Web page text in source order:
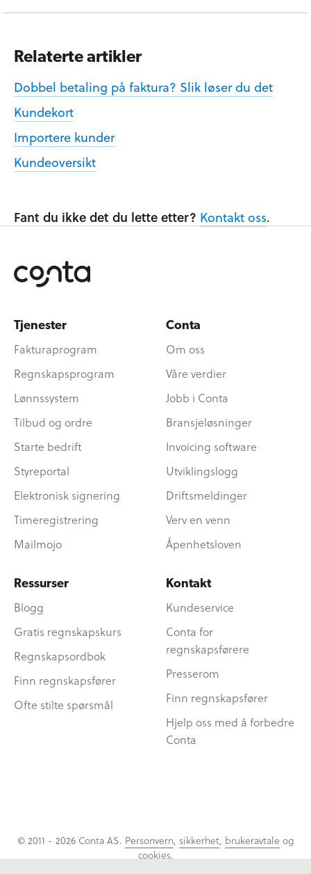
Relaterte artikler
Dobbel betaling på faktura? Slik løser du det
Kundekort
Importere kunder
Kundeoversikt
Fant du ikke det du lette etter? Kontakt oss.
Tjenester
Fakturaprogram
Regnskapsprogram
Lønnssystem
Tilbud og ordre
Starte bedrift
Styreportal
Elektronisk signering
Timeregistrering
Mailmojo
Conta
Om oss
Våre verdier
Jobb i Conta
Bransjeløsninger
Invoicing software
Utviklingslogg
Driftsmeldinger
Verv en venn
Åpenhetsloven
Ressurser
Blogg
Gratis regnskapskurs
Regnskapsordbok
Finn regnskapsfører
Ofte stilte spørsmål
Kontakt
Kundeservice
Conta for
regnskapsførere
Presserom
Finn regnskapsfører
Hjelp oss med å forbedre
Conta
© 2011 - 2026 Conta AS. Personvern, sikkerhet, brukeravtale og
cookies.